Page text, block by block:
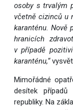
osoby s trvalým
včetně cizinců u
karanténu. Nově
hranicích
v případě
karanténu,“
Mimořádné
desítek
republiky. Na